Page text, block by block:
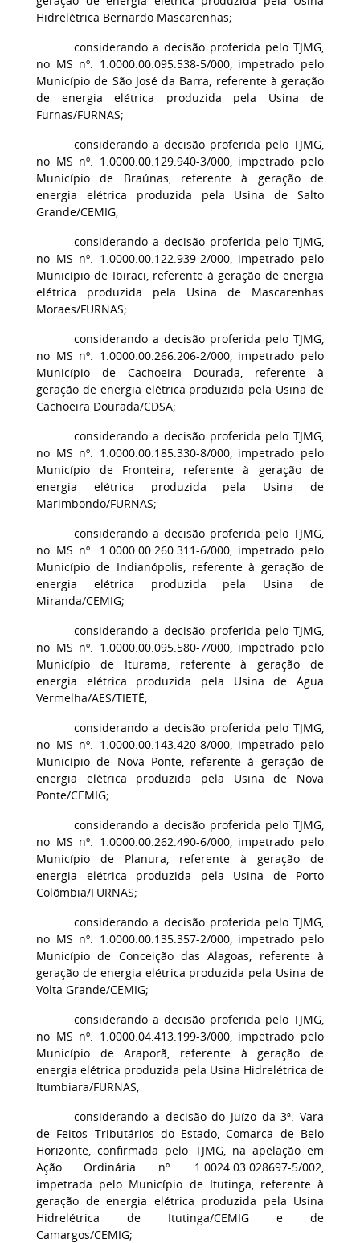
Hidrelétrica Bernardo Mascarenhas;
considerando a decisão proferida pelo TJMG,
no MS nº. 1.0000.00.095.538-5/000, impetrado pelo
Município de São José da Barra, referente à geração
de energia elétrica produzida pela Usina de
Furnas/FURNAS;
considerando a decisão proferida pelo TJMG,
no MS nº. 1.0000.00.129.940-3/000, impetrado pelo
Município de Braúnas, referente à geração de
energia elétrica produzida pela Usina de Salto
Grande/CEMIG;
considerando a decisão proferida pelo TJMG,
no MS nº. 1.0000.00.122.939-2/000, impetrado pelo
Município de Ibiraci, referente à geração de energia
elétrica produzida pela Usina de Mascarenhas
Moraes/FURNAS;
considerando a decisão proferida pelo TJMG,
no MS nº. 1.0000.00.266.206-2/000, impetrado pelo
Município de Cachoeira Dourada, referente à
geração de energia elétrica produzida pela Usina de
Cachoeira Dourada/CDSA;
considerando a decisão proferida pelo TJMG,
no MS nº. 1.0000.00.185.330-8/000, impetrado pelo
Município de Fronteira, referente à geração de
energia elétrica produzida pela Usina de
Marimbondo/FURNAS;
considerando a decisão proferida pelo TJMG,
no MS nº. 1.0000.00.260.311-6/000, impetrado pelo
Município de Indianópolis, referente à geração de
energia elétrica produzida pela Usina de
Miranda/CEMIG;
considerando a decisão proferida pelo TJMG,
no MS nº. 1.0000.00.095.580-7/000, impetrado pelo
Município de Iturama, referente à geração de
energia elétrica produzida pela Usina de Água
Vermelha/AES/TIETÊ;
considerando a decisão proferida pelo TJMG,
no MS nº. 1.0000.00.143.420-8/000, impetrado pelo
Município de Nova Ponte, referente à geração de
energia elétrica produzida pela Usina de Nova
Ponte/CEMIG;
considerando a decisão proferida pelo TJMG,
no MS nº. 1.0000.00.262.490-6/000, impetrado pelo
Município de Planura, referente à geração de
energia elétrica produzida pela Usina de Porto
Colômbia/FURNAS;
considerando a decisão proferida pelo TJMG,
no MS nº. 1.0000.00.135.357-2/000, impetrado pelo
Município de Conceição das Alagoas, referente à
geração de energia elétrica produzida pela Usina de
Volta Grande/CEMIG;
considerando a decisão proferida pelo TJMG,
no MS nº. 1.0000.04.413.199-3/000, impetrado pelo
Município de Araporã, referente à geração de
energia elétrica produzida pela Usina Hidrelétrica de
Itumbiara/FURNAS;
considerando a decisão do Juízo da 3ª. Vara
de Feitos Tributários do Estado, Comarca de Belo
Horizonte, confirmada pelo TJMG, na apelação em
Ação Ordinária nº. 1.0024.03.028697-5/002,
impetrada pelo Município de Itutinga, referente à
geração de energia elétrica produzida pela Usina
Hidrelétrica de Itutinga/CEMIG e de
Camargos/CEMIG;